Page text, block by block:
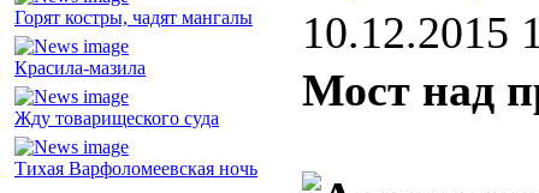
Горят костры, чадят мангалы
Красила-мазила
Жду товарищеского суда
Тихая Варфоломеевская ночь
10.12.2015
Мост над